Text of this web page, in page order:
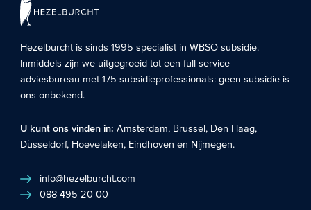
Hezelburcht is sinds 1995 specialist inWBSO subsidie.
Inmiddels zijn we uitgegroeid tot een full-service
adviesbureau met 175 subsidieprofessionals: geen subsidie is
ons onbekend.
U kunt ons vinden in:Amsterdam, Brussel, Den Haag,
Düsseldorf, Hoevelaken, Eindhoven en Nijmegen.
info@hezelburcht.com
088 495 20 00